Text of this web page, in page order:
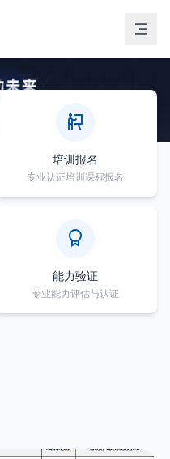
培训报名
专业认证培训课程报名
能力验证
专业能力评估与认证